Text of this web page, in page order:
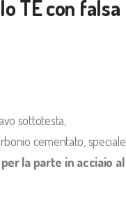
TE con falsa
sottotesta,
cementato, speciale
la parte in acciaio al